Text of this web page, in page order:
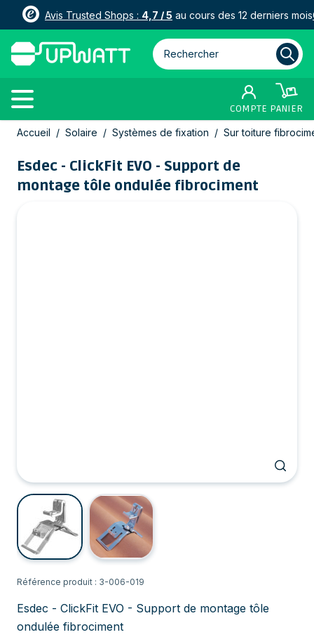
Avis Trusted Shops : 4,7 / 5 au cours des 12 derniers mois
Rechercher parmi plus de
COMPTE PANIER
Allez au contenu
Accueil / Solaire / Systèmes de fixation / Sur toiture
Esdec - ClickFit EVO - Support de
montage tôle ondulée fibrociment
Référence produit : 3-006-019
Esdec - ClickFit EVO - Support de montage tôle
ondulée fibrociment